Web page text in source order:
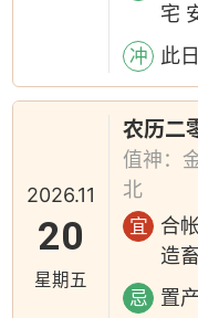
宅
冲 此
2026.11
20
星期五
农历二
值神：
北
宜 合
造
忌 置